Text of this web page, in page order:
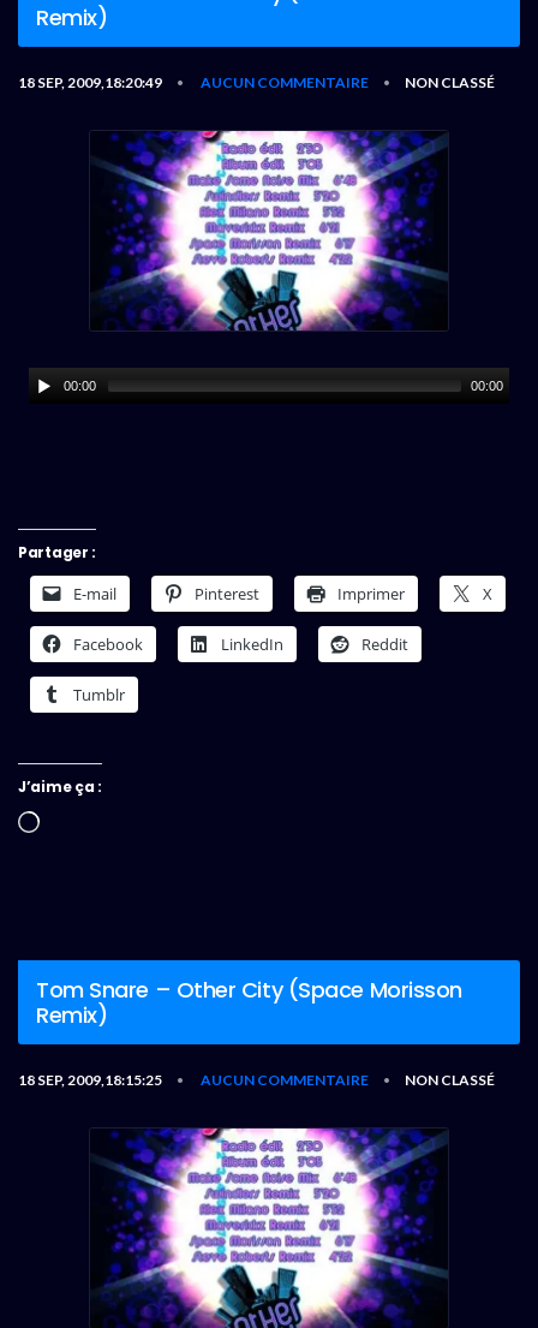
Remix)
18 SEP, 2009,18:20:49 • AUCUN COMMENTAIRE • NON CLASSÉ
00:00 00:00
Partager :
E-mail Pinterest Imprimer X
Facebook LinkedIn Reddit
Tumblr
J’aime ça :
Chargement…
Tom Snare – Other City (Space Morisson
Remix)
18 SEP, 2009,18:15:25 • AUCUN COMMENTAIRE • NON CLASSÉ